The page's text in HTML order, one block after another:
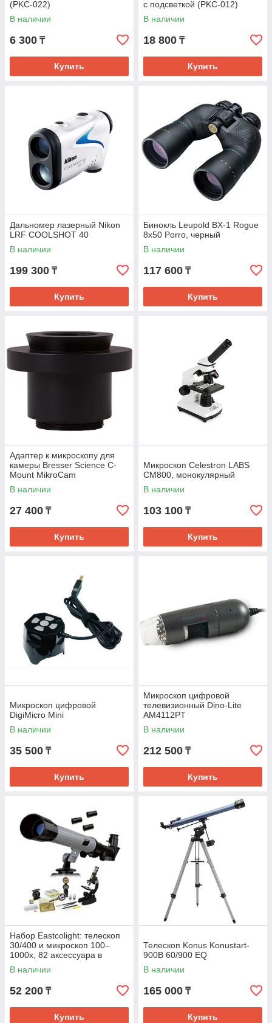
(PKC-022)
В наличии
6 300 ₸
Купить
с подсветкой (PKC-012)
В наличии
18 800 ₸
Купить
Дальномер лазерный Nikon
LRF COOLSHOT 40
В наличии
199 300 ₸
Купить
Бинокль Leupold BX-1 Rogue
8x50 Porro, черный
В наличии
117 600 ₸
Купить
Адаптер к микроскопу для
камеры Bresser Science C-
Mount MikroCam
В наличии
27 400 ₸
Купить
Микроскоп Celestron LABS
CM800, монокулярный
В наличии
103 100 ₸
Купить
Микроскоп цифровой
DigiMicro Mini
В наличии
35 500 ₸
Купить
Микроскоп цифровой
телевизионный Dino-Lite
AM4112PT
В наличии
212 500 ₸
Купить
Набор Eastcolight: телескоп
30/400 и микроскоп 100–
1000x, 82 аксессуара в
комплекте
В наличии
52 200 ₸
Купить
Телескоп Konus Konustart-
900B 60/900 EQ
В наличии
165 000 ₸
Купить